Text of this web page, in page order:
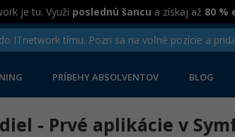
je tu. Využi poslednú šancu a získaj až 80 %
ITnetwork tímu. Pozri sa na voľné pozície a
PRÍBEHY ABSOLVENTOV BLOG
- Prvé aplikácie v